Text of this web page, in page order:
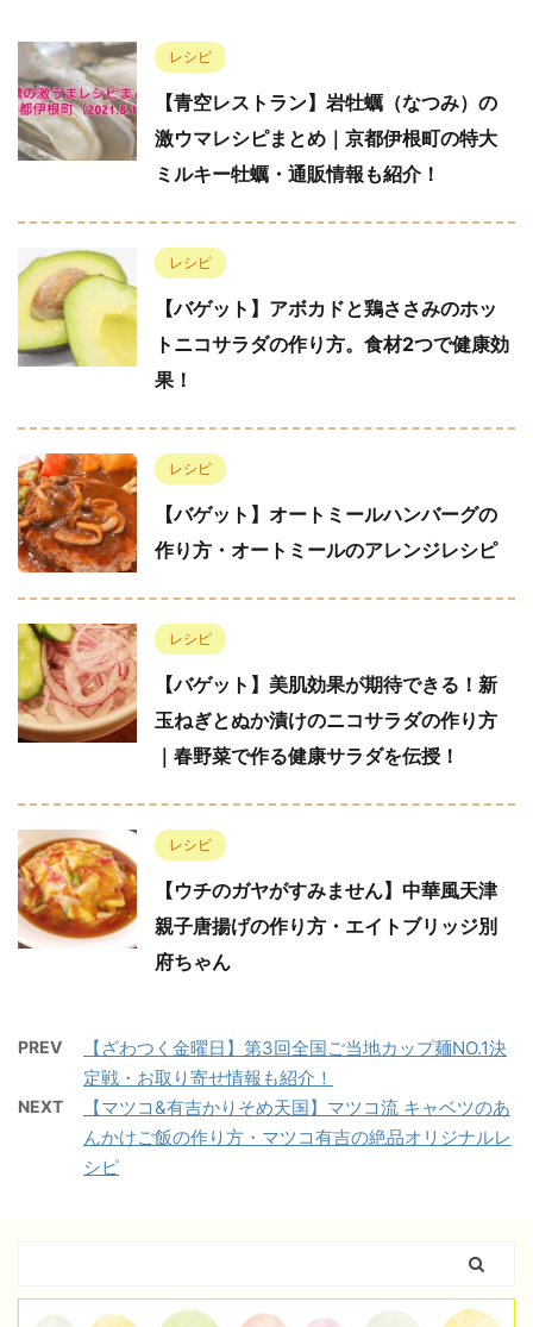
レシピ
【青空レストラン】岩牡蠣（なつみ）の
激ウマレシピまとめ｜京都伊根町の特大
ミルキー牡蠣・通販情報も紹介！
レシピ
【バゲット】アボカドと鶏ささみのホッ
トニコサラダの作り方。食材2つで健康効
果！
レシピ
【バゲット】オートミールハンバーグの
作り方・オートミールのアレンジレシピ
レシピ
【バゲット】美肌効果が期待できる！新
玉ねぎとぬか漬けのニコサラダの作り方
｜春野菜で作る健康サラダを伝授！
レシピ
【ウチのガヤがすみません】中華風天津
親子唐揚げの作り方・エイトブリッジ別
府ちゃん
PREV
【ざわつく金曜日】第3回全国ご当地カップ麺NO.1決
定戦・お取り寄せ情報も紹介！
NEXT
【マツコ&有吉かりそめ天国】マツコ流 キャベツのあ
んかけご飯の作り方・マツコ有吉の絶品オリジナルレ
シピ